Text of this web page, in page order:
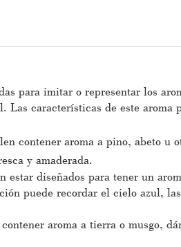
para imitar o representar los
Las características de este aroma
contener aroma a pino, abeto u
y amaderada.
estar diseñados para tener un
puede recordar el cielo azul,
aroma a tierra o musgo,